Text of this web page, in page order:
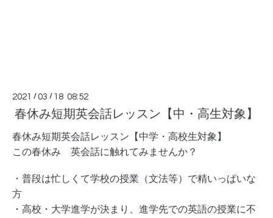
2021 /03 / 18 08:52
春休み短期英会話レッスン【中・高生対象】
春休み短期英会話レッスン【中学・高校生対象】
この春休み　英会話に触れてみませんか？
・普段は忙しくて学校の授業（文法等）で精いっぱいな
方
・高校・大学進学が決まり、進学先での英語の授業に不